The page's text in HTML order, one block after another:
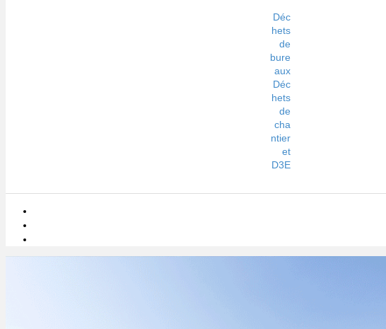
Déc
hets
de
bure
aux
Déc
hets
de
cha
ntier
et
D3E